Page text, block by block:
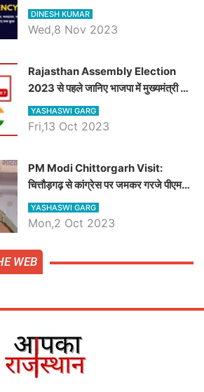
चौधरी तो अमित चौधरी होंगे भाजपा उम्मीदवार,
जानिये हनुमानगढ़ विधानसभा सीट के ताजा
DINESH KUMAR
Wed,8 Nov 2023
Rajasthan Assembly Election
2023 से पहले जानिए भाजपा में मुख्यमंत्री का
सबसे लोकप्रिय चेहरा कौनसा ?
YASHASWI GARG
Fri,13 Oct 2023
PM Modi Chittorgarh Visit:
चित्तौड़गढ़ से कांग्रेस पर जमकर गरजे पीएम
मोदी, जाने प्रधानमंत्री के भाषण की बड़ी
बातें, देखें वीडियो
YASHASWI GARG
Mon,2 Oct 2023
WEB